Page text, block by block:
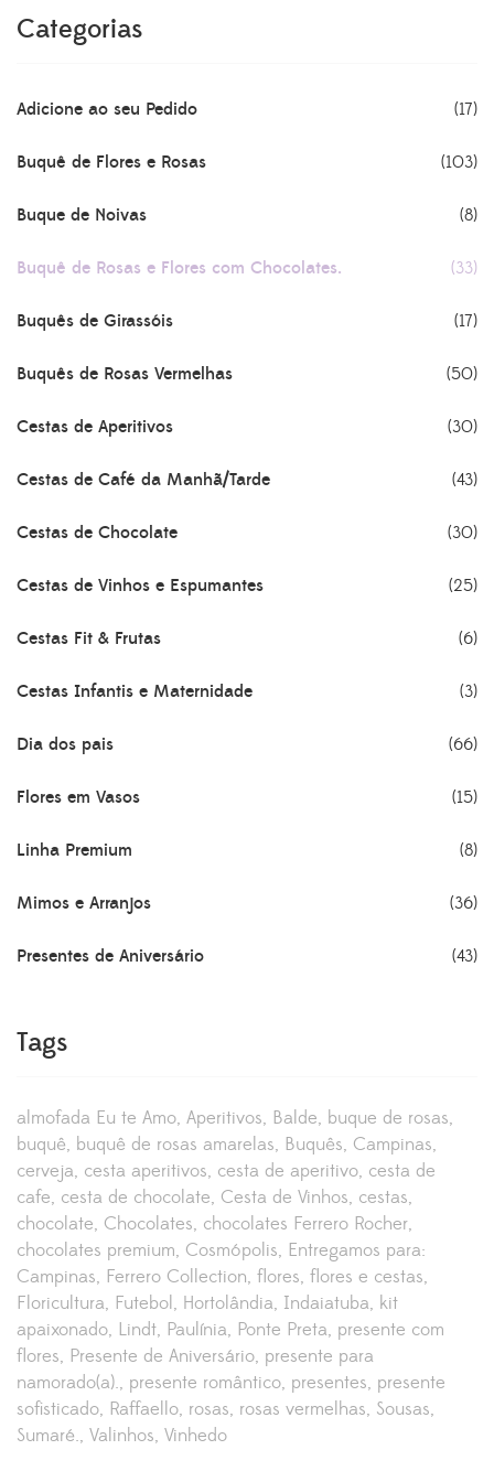
Categorias
Adicione ao seu Pedido (17)
Buquê de Flores e Rosas (103)
Buque de Noivas (8)
Buquê de Rosas e Flores com Chocolates. (33)
Buquês de Girassóis (17)
Buquês de Rosas Vermelhas (50)
Cestas de Aperitivos (30)
Cestas de Café da Manhã/Tarde (43)
Cestas de Chocolate (30)
Cestas de Vinhos e Espumantes (25)
Cestas Fit & Frutas (6)
Cestas Infantis e Maternidade (3)
Dia dos pais (66)
Flores em Vasos (15)
Linha Premium (8)
Mimos e Arranjos (36)
Presentes de Aniversário (43)
Tags
almofada Eu te Amo Aperitivos Balde buque de rosas
buquê buquê de rosas amarelas Buquês Campinas
cerveja cesta aperitivos cesta de aperitivo cesta de
cafe cesta de chocolate Cesta de Vinhos cestas
chocolate Chocolates chocolates Ferrero Rocher
chocolates premium Cosmópolis Entregamos para:
Campinas Ferrero Collection flores flores e cestas
Floricultura Futebol Hortolândia Indaiatuba kit
apaixonado Lindt Paulínia Ponte Preta presente com
flores Presente de Aniversário presente para
namorado(a). presente romântico presentes presente
sofisticado Raffaello rosas rosas vermelhas Sousas
Sumaré. Valinhos Vinhedo